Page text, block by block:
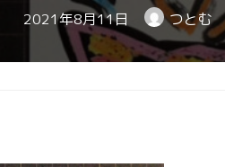
最
終
日
2021年8月11日 つとむ